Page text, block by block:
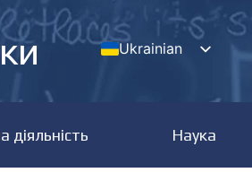
Ukrainian
Наука